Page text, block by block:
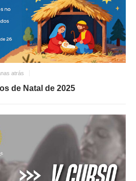
atrás
de Natal de 2025